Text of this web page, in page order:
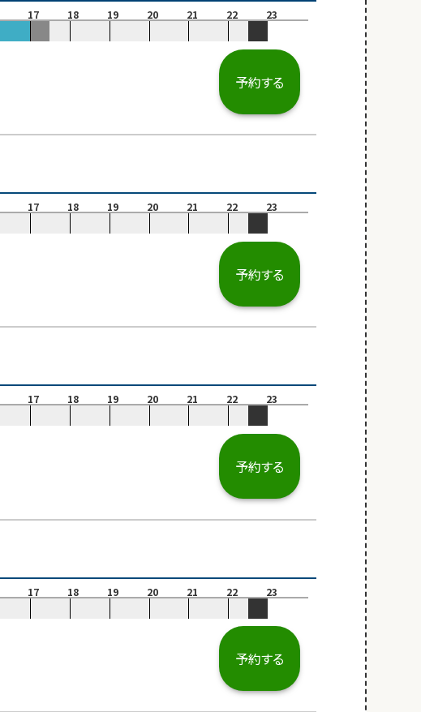
17 18 19 20 21 22 23
予約する
17 18 19 20 21 22 23
予約する
17 18 19 20 21 22 23
予約する
17 18 19 20 21 22 23
予約する